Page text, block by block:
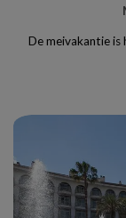
De meivakantie is